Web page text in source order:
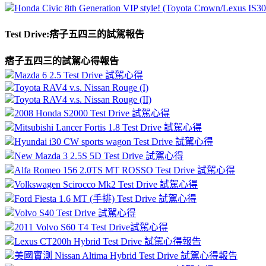
Honda Civic 8th Generation VIP style! (Toyota Crown/Lexus
Test Drive:痞子五四三的試駕報告
痞子五四三的試駕心得報告
Mazda 6 2.5 Test Drive 試駕心得
Toyota RAV4 v.s. Nissan Rouge (I)
Toyota RAV4 v.s. Nissan Rouge (II)
2008 Honda S2000 Test Drive 試駕心得
Mitsubishi Lancer Fortis 1.8 Test Drive 試駕心得
Hyundai i30 CW sports wagon Test Drive 試駕心得
New Mazda 3 2.5S 5D Test Drive 試駕心得
Alfa Romeo 156 2.0TS MT ROSSO Test Drive 試駕心得
Volkswagen Scirocco Mk2 Test Drive 試駕心得
Ford Fiesta 1.6 MT (手排) Test Drive 試駕心得
Volvo S40 Test Drive 試駕心得
2011 Volvo S60 T4 Test Drive試駕心得
Lexus CT200h Hybrid Test Drive 試駕心得報告
美國實測 Nissan Altima Hybrid Test Drive 試駕心得報告